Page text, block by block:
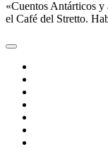
«Cuentos Antárticos y
el Café del Stretto.